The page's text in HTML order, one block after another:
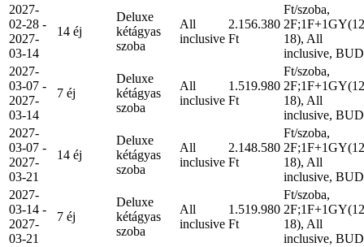
2027-
02-28 -
2027-
03-14
14 éj
Deluxe
kétágyas
szoba
All
inclusive
2.156.380
Ft
Ft/szoba,
18), All
inclusive, BUD
2027-
03-07 -
2027-
03-14
7 éj
Deluxe
kétágyas
szoba
All
inclusive
1.519.980
Ft
Ft/szoba,
18), All
inclusive, BUD
2027-
03-07 -
2027-
03-21
14 éj
Deluxe
kétágyas
szoba
All
inclusive
2.148.580
Ft
Ft/szoba,
18), All
inclusive, BUD
2027-
03-14 -
2027-
03-21
7 éj
Deluxe
kétágyas
szoba
All
inclusive
1.519.980
Ft
Ft/szoba,
18), All
inclusive, BUD